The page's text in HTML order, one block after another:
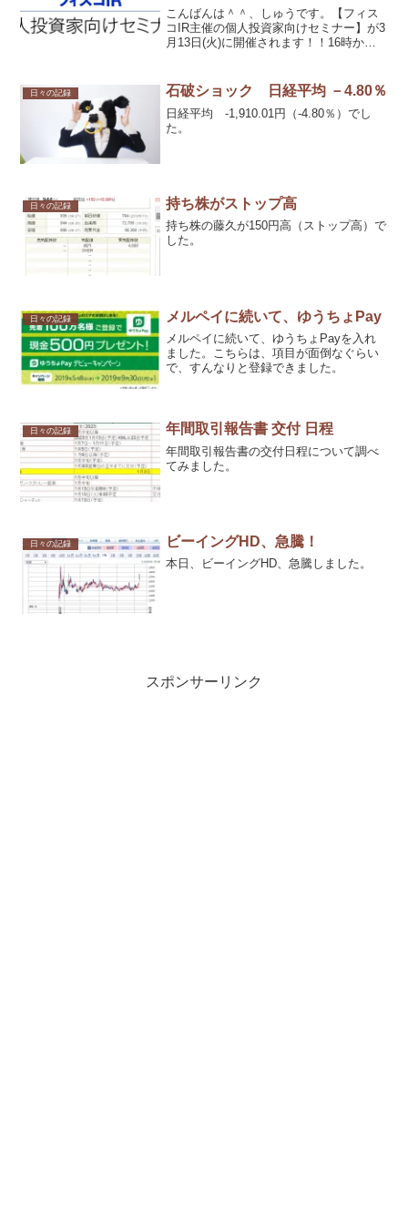
こんばんは＾＾、しゅうです。【フィス
コIR主催の個人投資家向けセミナー】が3
月13日(火)に開催されます！！16時から
きます。※しゅうは、遠方で不参加で
す。
日々の記録 石破ショック 日経平均 －4.80％
日経平均 -1,910.01円（-4.80％）でし
た。
日々の記録 持ち株がストップ高
持ち株の藤久が150円高（ストップ高）で
した。
日々の記録 メルペイに続いて、ゆうちょPay
メルペイに続いて、ゆうちょPayを入れ
ました。こちらは、項目が面倒なぐらい
で、すんなりと登録できました。
日々の記録 年間取引報告書 交付 日程
年間取引報告書の交付日程について調べ
てみました。
日々の記録 ビーイングHD、急騰！
本日、ビーイングHD、急騰しました。
スポンサーリンク